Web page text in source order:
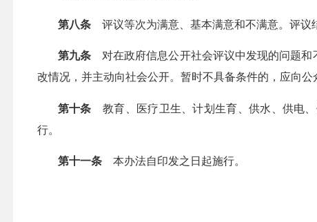
第八条评议等次为满意、基本满意和不满意。评议
第九条对在政府信息公开社会评议中发现的问题和
改情况，并主动向社会公开。暂时不具备条件的，应向
第十条 教育、医疗卫生、计划生育、供水、供电
行。
第十一条本办法自印发之日起施行。